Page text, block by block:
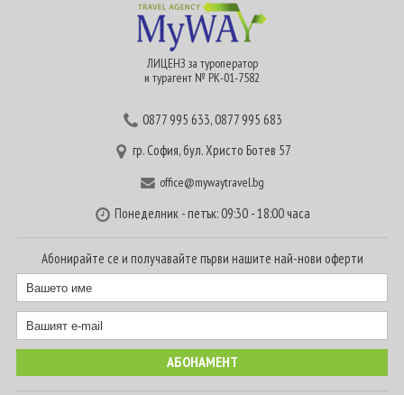
ЛИЦЕНЗ за туроператор
и турагент № РК-01-7582
0877 995 633,0877 995 683
гр. София, бул. Христо Ботев 57
office@mywaytravel.bg
Понеделник - петък: 09:30 - 18:00 часа
Абонирайте се и получавайте първи нашите най-нови оферти